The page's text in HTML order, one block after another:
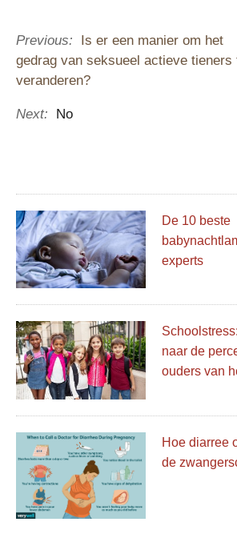
Previous:
Is er een manier om het
gedrag van seksueel actieve tieners
veranderen?
Next: No
De 10 beste
experts
naar de
ouders van
Hoe diarree
de